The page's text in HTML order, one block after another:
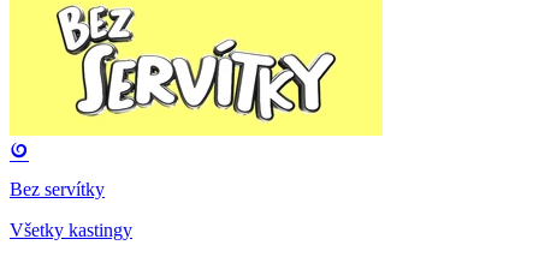
Bez servítky
Všetky kastingy